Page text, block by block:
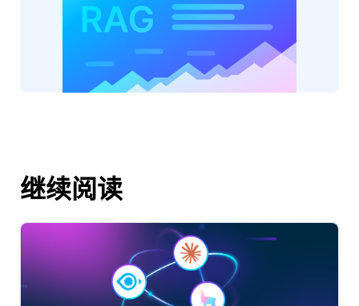
继续阅读